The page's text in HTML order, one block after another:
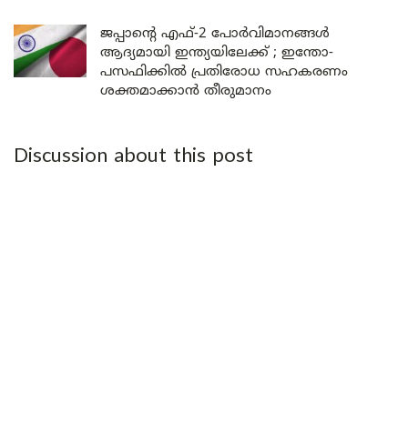
ജപ്പാന്റെ എഫ്-2 പോർവിമാനങ്ങൾ
ആദ്യമായി ഇന്ത്യയിലേക്ക് ; ഇന്തോ-
പസഫിക്കിൽ പ്രതിരോധ സഹകരണം
ശക്തമാക്കാൻ തീരുമാനം
Discussion about this post